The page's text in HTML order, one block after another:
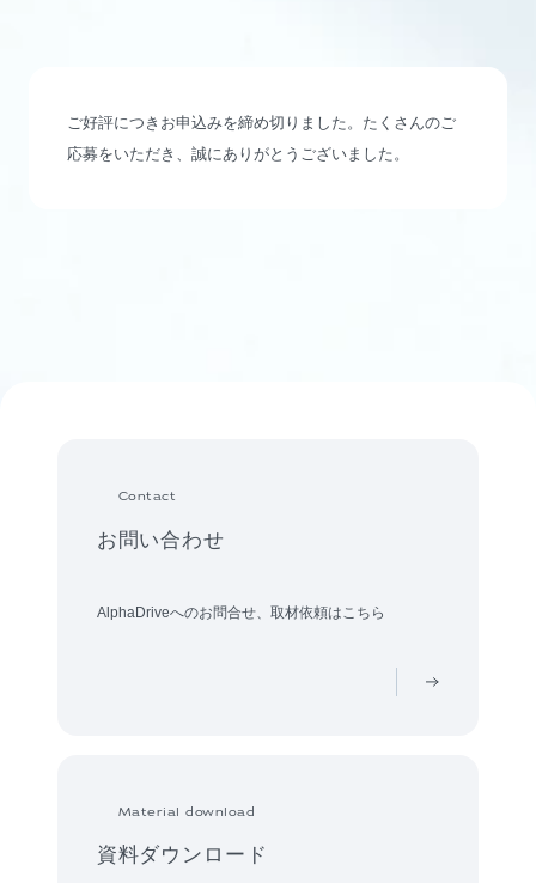
ご好評につきお申込みを締め切りました。たくさんのご
応募をいただき、誠にありがとうございました。
Contact
お問い合わせ
AlphaDriveへのお問合せ、取材依頼はこちら
Material download
資料ダウンロード